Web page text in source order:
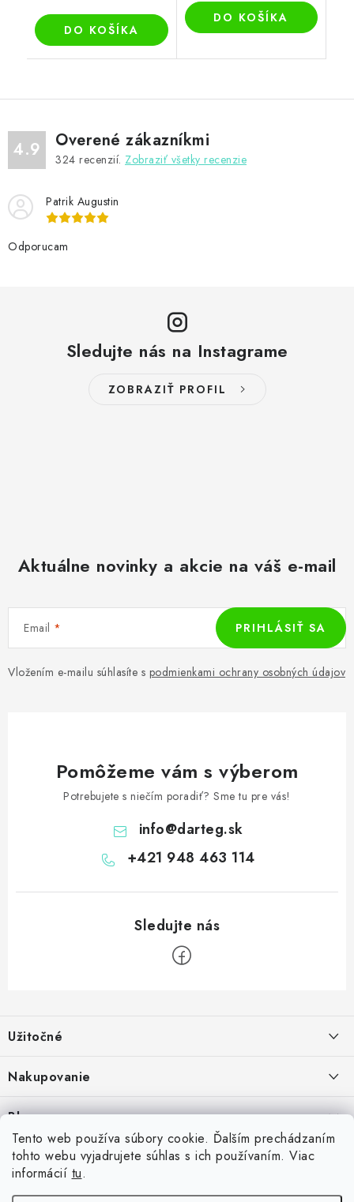
Tento web používa súbory cookie. Ďalším prechádzaním
tohto webu vyjadrujete súhlas s ich používaním. Viac
informácií tu.
DO KOŠÍKA
DO KOŠÍKA
4.9 Overené zákazníkmi
324 recenzií. Zobraziť všetky recenzie
Patrik Augustin
Odporucam
Sledujte nás na Instagrame
ZOBRAZIŤ PROFIL
Aktuálne novinky a akcie na váš e-mail
Email
Vložením e-mailu súhlasíte s podmienkami ochrany osobných údajov
PRIHLÁSIŤ SA
Pomôžeme vám s výberom
Potrebujete s niečím poradiť? Sme tu pre vás!
info@darteg.sk
+421 948 463 114
p
ä
i
Užitočné
O nás
Spolupráca s klubmi
Nakupovanie
Ako nakupovať
Možnosti dopravy
Možnosti platby
Vrátenie tovaru
Blog
Skrutkovacie hroty na šípky: Swiss Point, Switch Point, Quick Point a
EZ-Point – kompatibilita a rozdiely
Príďte si vyskúšať šípky